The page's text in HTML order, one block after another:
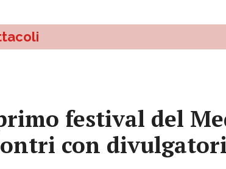
festival del
con